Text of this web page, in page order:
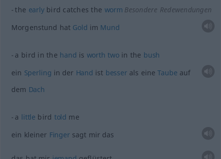
the earlybird catches the worm Besondere Redewendungen
Morgenstund hat Gold im Mund
a bird in the hand is worth twoin the bush
ein Sperling in der Hand ist besserals eineTaube auf
dem Dach
a little bird told me
ein kleiner Fingersagt mir das